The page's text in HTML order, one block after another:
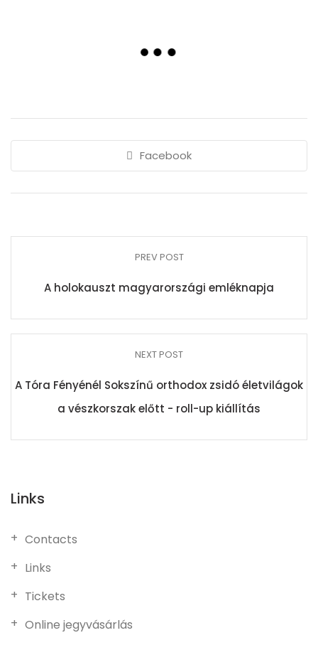
Facebook
PREV POST
A holokauszt magyarországi emléknapja
NEXT POST
A Tóra Fényénél Sokszínű orthodox zsidó életvilágok
a vészkorszak előtt - roll-up kiállítás
Links
Contacts
Links
Tickets
Online jegyvásárlás